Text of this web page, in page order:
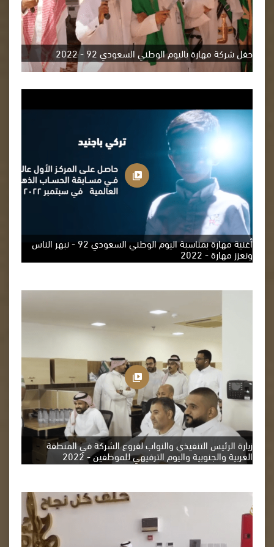
حفل شركة مهارة باليوم الوطني السعودي 92 - 2022
أغنية مهارة بمناسبة اليوم الوطني السعودي 92 - نبهر الناس
ونعزز مهارة - 2022
زيارة الرئيس التنفيذي والنواب لفروع الشركة في المنطقة
الغربية والجنوبية واليوم الترفيهي للموظفين - 2022